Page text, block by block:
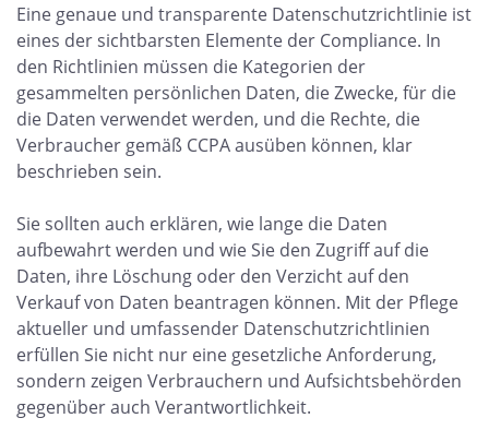
Eine genaue und transparente Datenschutzrichtlinie ist
eines der sichtbarsten Elemente der Compliance. In
den Richtlinien müssen die Kategorien der
gesammelten persönlichen Daten, die Zwecke, für die
die Daten verwendet werden, und die Rechte, die
Verbraucher gemäß CCPA ausüben können, klar
beschrieben sein.
Sie sollten auch erklären, wie lange die Daten
aufbewahrt werden und wie Sie den Zugriff auf die
Daten, ihre Löschung oder den Verzicht auf den
Verkauf von Daten beantragen können. Mit der Pflege
aktueller und umfassender Datenschutzrichtlinien
erfüllen Sie nicht nur eine gesetzliche Anforderung,
sondern zeigen Verbrauchern und Aufsichtsbehörden
gegenüber auch Verantwortlichkeit.